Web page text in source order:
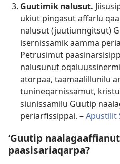
Guutimik nalusut.
ukiut pingasut af­farlu
nalusut (juutiun­ngitsut)
iser­nis­samik aam­ma
Petrusimut
nalusunut
ator­paa, taamaalil­lunilu
tunineqar­nis­samut,
siunis­samilu Guutip
periarfis­sip­pai. –Apustilit
‘Guutip
paasisariaqarpa?